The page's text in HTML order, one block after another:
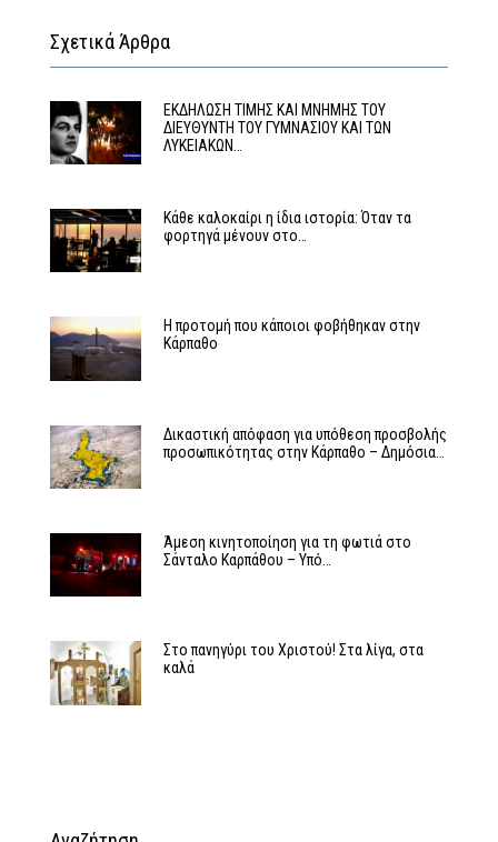
Σχετικά Άρθρα
ΕΚΔΗΛΩΣΗ ΤΙΜΗΣ ΚΑΙ ΜΝΗΜΗΣ ΤΟΥ
ΔΙΕΥΘΥΝΤΗ ΤΟΥ ΓΥΜΝΑΣΙΟΥ ΚΑΙ ΤΩΝ
ΛΥΚΕΙΑΚΩΝ…
Κάθε καλοκαίρι η ίδια ιστορία: Όταν τα
φορτηγά μένουν στο…
Η προτομή που κάποιοι φοβήθηκαν στην
Κάρπαθο
Δικαστική απόφαση για υπόθεση προσβολής
προσωπικότητας στην Κάρπαθο – Δημόσια…
Άμεση κινητοποίηση για τη φωτιά στο
Σάνταλο Καρπάθου – Υπό…
Στο πανηγύρι του Χριστού! Στα λίγα, στα
καλά